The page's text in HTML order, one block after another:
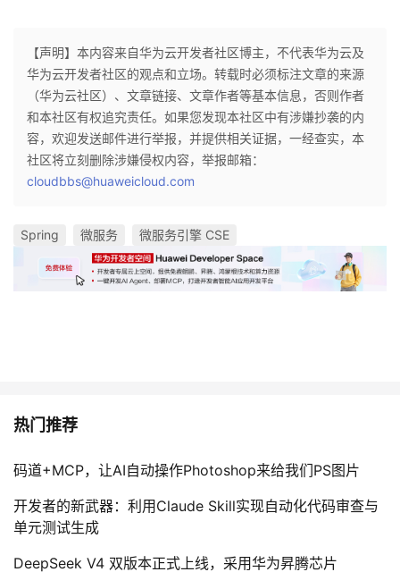
【声明】本内容来自华为云开发者社区博主，不代表华为云及
华为云开发者社区的观点和立场。转载时必须标注文章的来源
（华为云社区）、文章链接、文章作者等基本信息，否则作者
和本社区有权追究责任。如果您发现本社区中有涉嫌抄袭的内
容，欢迎发送邮件进行举报，并提供相关证据，一经查实，本
社区将立刻删除涉嫌侵权内容，举报邮箱：
cloudbbs@huaweicloud.com
Spring 微服务 微服务引擎 CSE
热门推荐
码道+MCP，让AI自动操作Photoshop来给我们PS图片
开发者的新武器：利用Claude Skill实现自动化代码审查与
单元测试生成
DeepSeek V4 双版本正式上线，采用华为昇腾芯片